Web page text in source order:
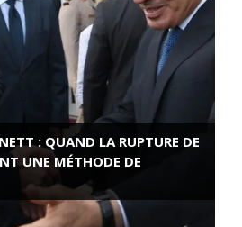
: QUAND LA RUPTURE DE
UNE MÉTHODE DE